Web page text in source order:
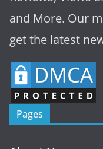
and More. Our
get the latest
Pages